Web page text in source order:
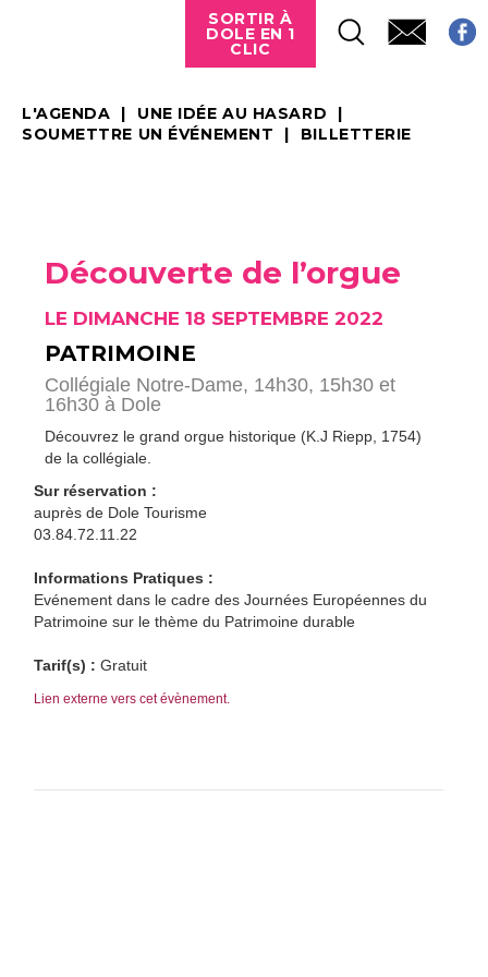
SORTIR À
DOLE EN 1
CLIC
L'AGENDA
UNE IDÉE AU HASARD
SOUMETTRE UN ÉVÉNEMENT
BILLETTERIE
Découverte de l’orgue
LE DIMANCHE 18 SEPTEMBRE 2022
PATRIMOINE
Collégiale Notre-Dame, 14h30, 15h30 et
16h30 à Dole
Découvrez le grand orgue historique (K.J Riepp, 1754)
de la collégiale.
Sur réservation :
auprès de Dole Tourisme
03.84.72.11.22
Informations Pratiques :
Evénement dans le cadre des Journées Européennes du
Patrimoine sur le thème du Patrimoine durable
Tarif(s) : Gratuit
Lien externe vers cet évènement.